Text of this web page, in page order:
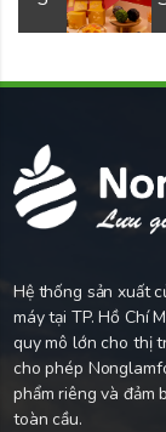
6
7
Music Video]
Công Của
9
Hệ thống sản xuất
máy tại TP. Hồ Chí
quy mô lớn cho thị
cho phép
phẩm riêng và đảm
toàn cầu.